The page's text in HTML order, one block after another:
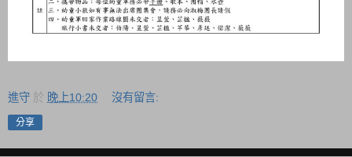
進守 於 晚上10:20 沒有留言:
分享